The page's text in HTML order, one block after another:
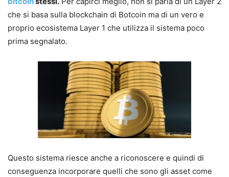
che si basa sulla blockchain di Botcoin ma di un vero e
proprio ecosistema Layer 1 che utilizza il sistema poco
prima segnalato.
Questo sistema riesce anche a riconoscere e quindi di
conseguenza incorporare quelli che sono gli asset come